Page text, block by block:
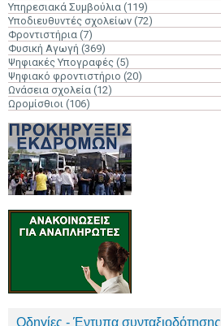
Υπηρεσιακά Συμβούλια (119)
Υποδιευθυντές σχολείων (72)
Φροντιστήρια (7)
Φυσική Αγωγή (369)
Ψηφιακές Υπογραφές (5)
Ψηφιακό φροντιστήριο (20)
Ωνάσεια σχολεία (12)
Ωρομίσθιοι (106)
Οδηγίες - Έντυπα συνταξιοδότησης